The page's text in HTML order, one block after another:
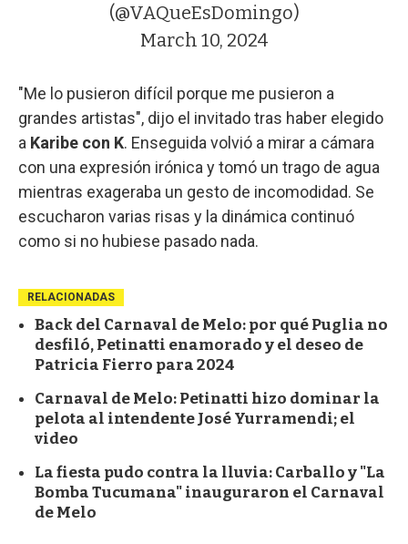
(@VAQueEsDomingo)
March 10, 2024
"Me lo pusieron difícil porque me pusieron a
grandes artistas", dijo el invitado tras haber elegido
a Karibe con K. Enseguida volvió a mirar a cámara
con una expresión irónica y tomó un trago de agua
mientras exageraba un gesto de incomodidad. Se
escucharon varias risas y la dinámica continuó
como si no hubiese pasado nada.
RELACIONADAS
Back del Carnaval de Melo: por qué Puglia no
desfiló, Petinatti enamorado y el deseo de
Patricia Fierro para 2024
Carnaval de Melo: Petinatti hizo dominar la
pelota al intendente José Yurramendi; el
video
La fiesta pudo contra la lluvia: Carballo y "La
Bomba Tucumana" inauguraron el Carnaval
de Melo